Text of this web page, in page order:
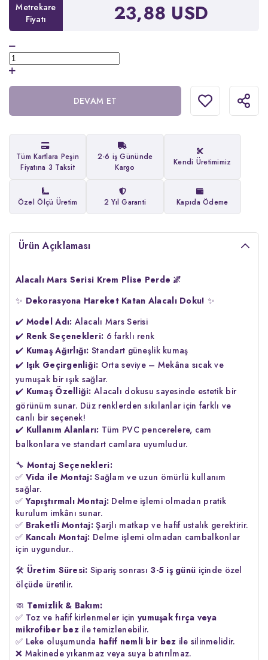
Metrekare
Fiyatı
23,88 USD
DEVAM ET
Tüm Kartlara Peşin
Fiyatına 3 Taksit
2-6 iş Gününde
Kargo
Kendi Üretimimiz
Özel Ölçü Üretim 2 Yıl Garanti Kapıda Ödeme
Ürün Açıklaması
Alacalı Mars Serisi Krem Plise Perde 🌌
✨ Dekorasyona Hareket Katan Alacalı Doku! ✨
✔️ Model Adı: Alacalı Mars Serisi
✔️ Renk Seçenekleri: 6 farklı renk
✔️ Kumaş Ağırlığı: Standart güneşlik kumaş
✔️ Işık Geçirgenliği: Orta seviye – Mekâna sıcak ve
yumuşak bir ışık sağlar.
✔️ Kumaş Özelliği: Alacalı dokusu sayesinde estetik bir
görünüm sunar. Düz renklerden sıkılanlar için farklı ve
canlı bir seçenek!
✔️ Kullanım Alanları: Tüm PVC pencerelere, cam
balkonlara ve standart camlara uyumludur.
🔧 Montaj Seçenekleri:
✅ Vida ile Montaj: Sağlam ve uzun ömürlü kullanım
sağlar.
✅Yapıştırmalı Montaj: Delme işlemi olmadan pratik
kurulum imkânı sunar.
✅ Braketli Montaj: Şarjlı matkap ve hafif ustalık gerektirir.
✅ Kancalı Montaj: Delme işlemi olmadan cambalkonlar
için uygundur..
🛠 Üretim Süresi: Sipariş sonrası 3-5 iş günü içinde özel
ölçüde üretilir.
🧼 Temizlik & Bakım:
✅ Toz ve hafif kirlenmeler için yumuşak fırça veya
mikrofiber bezile temizlenebilir.
✅ Leke oluşumunda hafif nemli bir bez ile silinmelidir.
❌ Makinede yıkanmaz veya suya batırılmaz.